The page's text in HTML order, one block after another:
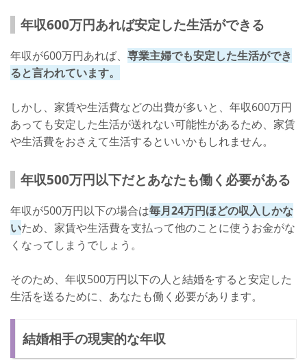
年収600万円あれば安定した生活ができる
年収が600万円あれば、 専業主婦でも安定した生活ができ
ると言われています。
しかし、家賃や生活費などの出費が多いと、年収600万円
あっても安定した生活が送れない可能性があるため、家賃
や生活費をおさえて生活するといいかもしれません。
年収500万円以下だとあなたも働く必要がある
年収が500万円以下の場合は毎月24万円ほどの収入しかな
いため、家賃や生活費を支払って他のことに使うお金がな
くなってしまうでしょう。
そのため、年収500万円以下の人と結婚をすると安定した
生活を送るために、あなたも働く必要があります。
結婚相手の現実的な年収